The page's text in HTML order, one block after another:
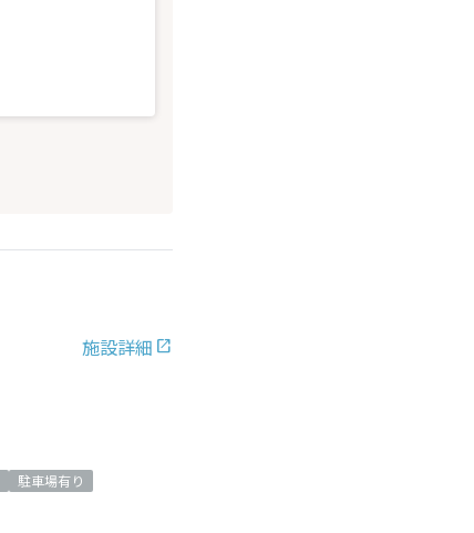
施設詳細
駐車場有り